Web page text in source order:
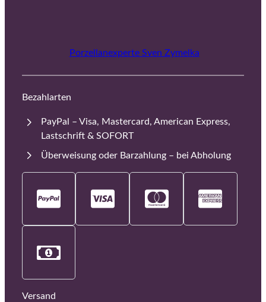
Porzellanexperte Sven Zymelka
Bezahlarten
PayPal – Visa, Mastercard, American Express,
Lastschrift & SOFORT
Überweisung oder Barzahlung – bei Abholung
Versand